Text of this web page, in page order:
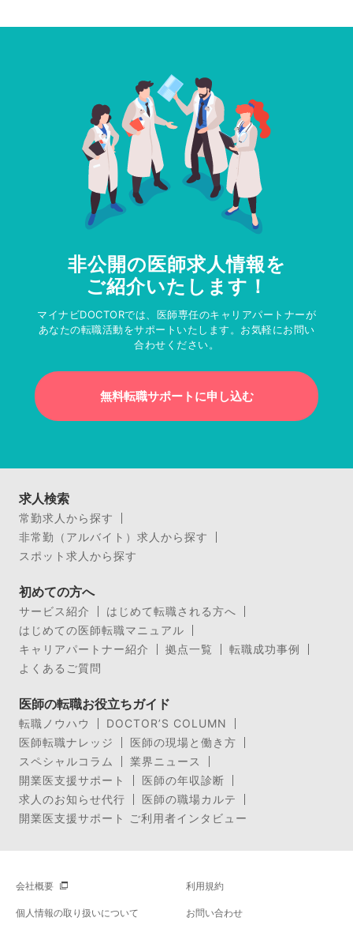
非公開の医師求人情報を
ご紹介いたします！
マイナビDOCTORでは、医師専任のキャリアパートナーが
あなたの転職活動をサポートいたします。お気軽にお問い
合わせください。
無料転職サポートに申し込む
求人検索
常勤求人から探す
非常勤（アルバイト）求人から探す
スポット求人から探す
初めての方へ
サービス紹介
はじめて転職される方へ
はじめての医師転職マニュアル
キャリアパートナー紹介
拠点一覧
転職成功事例
よくあるご質問
医師の転職お役立ちガイド
転職ノウハウ
DOCTOR’S COLUMN
医師転職ナレッジ
医師の現場と働き方
スペシャルコラム
業界ニュース
開業医支援サポート
医師の年収診断
求人のお知らせ代行
医師の職場カルテ
開業医支援サポート ご利用者インタビュー
会社概要 利用規約
個人情報の取り扱いについて お問い合わせ